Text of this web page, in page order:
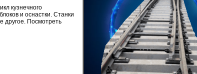
кузнечного
и оснастки. Станки
другое. Посмотреть